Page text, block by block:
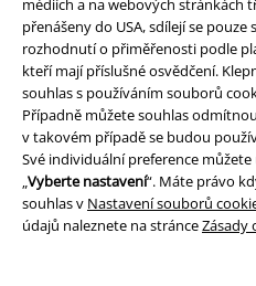
médiích a na webových stránkách
přenášeny do USA, sdílejí se
rozhodnutí o přiměřenosti podle
kteří mají příslušné osvědčení.
souhlas s používáním souborů
Případně můžete souhlas
v takovém případě se budou
Své individuální preference
„Vyberte nastavení“. Máte právo
souhlas v Nastavení souborů
údajů naleznete na stránceZásady
E-Mail Newsletter
Získejte 20% slevový poukaz, když
teď!Více
Tímto souhlasím se zasíláním EMP